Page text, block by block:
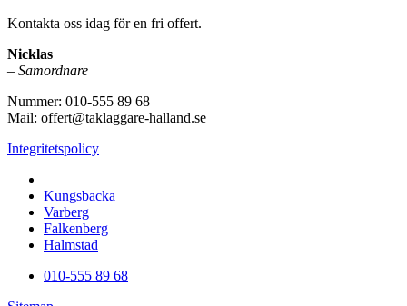
Kontakta oss idag för en fri offert.
Nicklas
– Samordnare
Nummer: 010-555 89 68
Mail: offert@taklaggare-halland.se
Integritetspolicy
Kungsbacka
Varberg
Falkenberg
Halmstad
010-555 89 68